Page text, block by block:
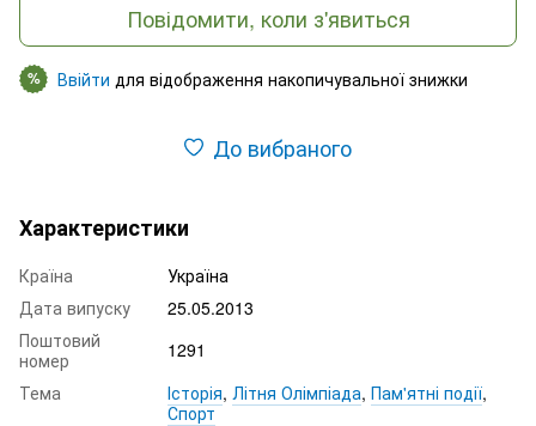
Повідомити, коли з'явиться
% Ввійти для відображення накопичувальної знижки
До вибраного
Характеристики
Країна
Україна
Дата випуску
25.05.2013
Поштовий
номер
1291
Тема
Історія, Літня Олімпіада, Пам'ятні події,
Спорт